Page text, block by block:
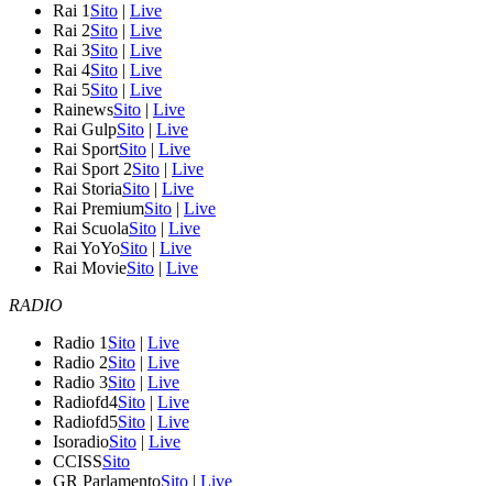
Rai 1 Sito | Live
Rai 2Sito | Live
Rai 3Sito | Live
Rai 4Sito | Live
Rai 5Sito | Live
RainewsSito | Live
Rai GulpSito | Live
Rai SportSito | Live
Rai Sport 2Sito | Live
Rai StoriaSito | Live
Rai PremiumSito | Live
Rai ScuolaSito | Live
Rai YoYoSito | Live
Rai MovieSito | Live
RADIO
Radio 1 Sito | Live
Radio 2Sito | Live
Radio 3Sito | Live
Radiofd4Sito | Live
Radiofd5Sito | Live
IsoradioSito | Live
CCISSSito
GR ParlamentoSito | Live